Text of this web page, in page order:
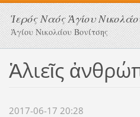
Ἱερός Ναός Ἁγίου
Ἁγίου Νικολάου Βονίτσης
Ἁλιεῖς
2017-06-17 20:28